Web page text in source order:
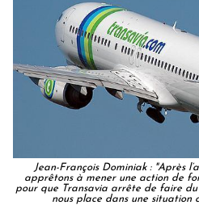
Jean-François Dominiak : "Après
apprêtons à mener une action de
pour que Transavia arrête de faire du
nous place dans une situation